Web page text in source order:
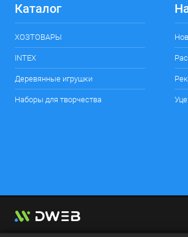
Каталог
ХОЗТОВАРЫ
INTEX
Деревянные игрушки
Наборы для творчества